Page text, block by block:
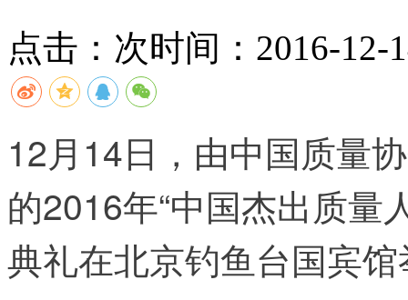
点击： 次时间：2016-12-
12月14日，由中国质量
的2016年“中国杰出质量
典礼在北京钓鱼台国宾